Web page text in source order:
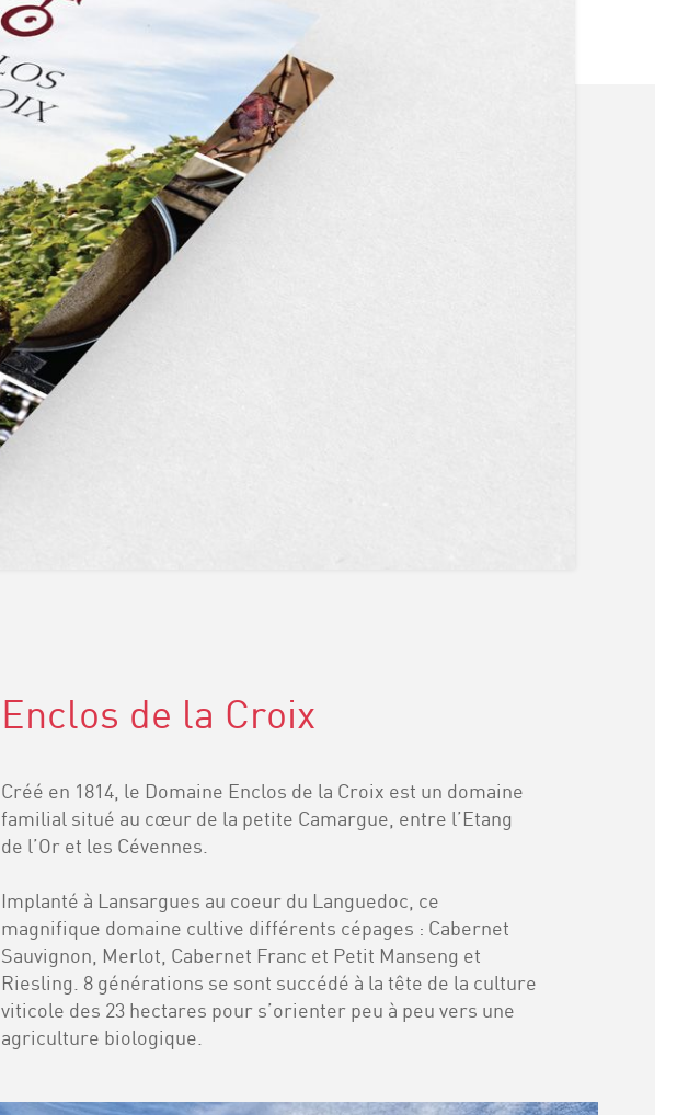
Enclos de la Croix
Créé en 1814, le Domaine Enclos de la Croix est un domaine
familial situé au cœur de la petite Camargue, entre l’Etang
de l’Or et les Cévennes.
Implanté à Lansargues au coeur du Languedoc, ce
magnifique domaine cultive différents cépages : Cabernet
Sauvignon, Merlot, Cabernet Franc et Petit Manseng et
Riesling. 8 générations se sont succédé à la tête de la culture
viticole des 23 hectares pour s’orienter peu à peu vers une
agriculture biologique.